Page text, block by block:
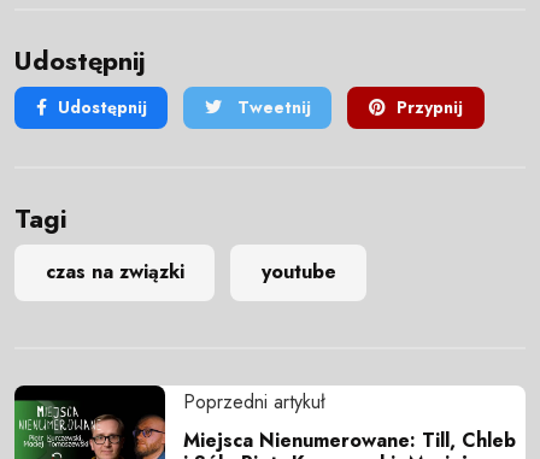
Udostępnij
Udostępnij Tweetnij Przypnij
Tagi
czas na związki youtube
Poprzedni artykuł
Miejsca Nienumerowane: Till, Chleb